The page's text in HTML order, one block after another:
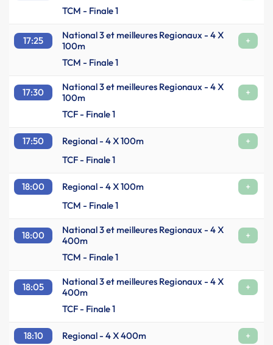
TCM - Finale 1
17:25
National 3 et meilleures Regionaux - 4 X
100m
+
TCM - Finale 1
17:30
National 3 et meilleures Regionaux - 4 X
100m
+
TCF - Finale 1
17:50 Regional - 4 X 100m
+
TCF - Finale 1
18:00 Regional - 4 X 100m
+
TCM - Finale 1
18:00
National 3 et meilleures Regionaux - 4 X
400m
+
TCM - Finale 1
18:05
National 3 et meilleures Regionaux - 4 X
400m
+
TCF - Finale 1
18:10 Regional - 4 X 400m
+